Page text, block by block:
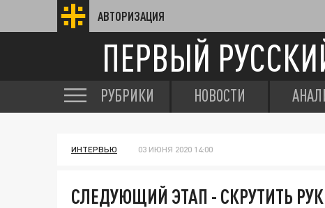
АВТОРИЗАЦИЯ
ПЕРВЫЙ
РУБРИКИ НОВОСТИ
ИНТЕРВЬЮ 03 ИЮНЯ 2020 14:00
СЛЕДУЮЩИЙ ЭТАП - СКРУТИТЬ